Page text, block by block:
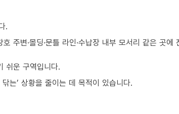
.
주변·몰딩·문틀 라인·수납장 내부 모서리 같은 곳에
쉬운 구역입니다.
는’ 상황을 줄이는 데 목적이 있습니다.